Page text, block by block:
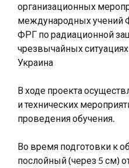
организационных
международных учений
ФРГ по радиационной
чрезвычайных
Украина
В ходе проекта
и технических
проведения обучения.
Во время подготовки к
послойный (через 5 см)